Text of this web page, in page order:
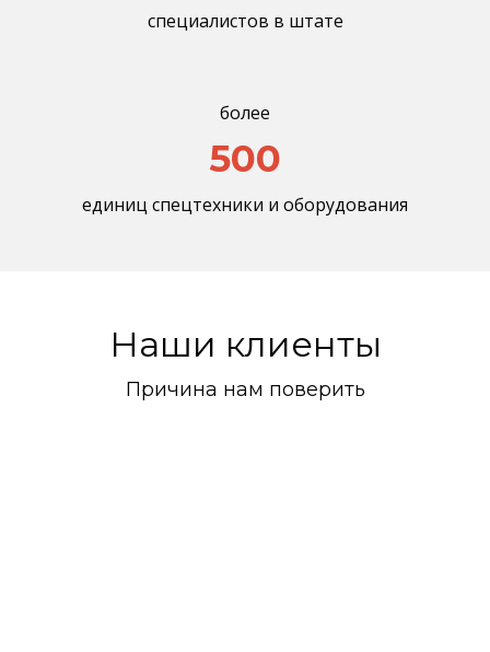
специалистов в штате
более
500
единиц спецтехники и оборудования
Наши клиенты
Причина нам поверить